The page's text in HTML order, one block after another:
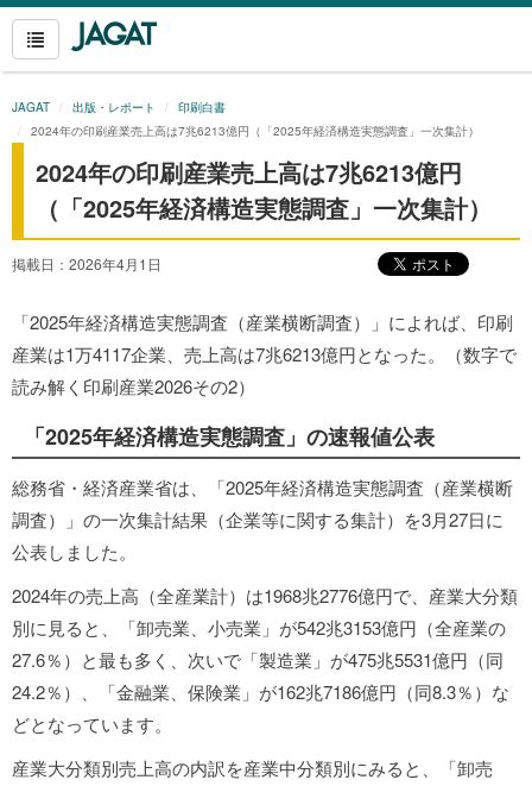
JAGAT 出版・レポート
印刷白書
2024年の印刷産業売上高は7兆6213億円（「2025年経済構造実態調査」一次集計）
2024年の印刷産業売上高は7兆6213億円
（「2025年経済構造実態調査」一次集計）
掲載日：2026年4月1日
「2025年経済構造実態調査（産業横断調査）」によれば、印刷
産業は1万4117企業、売上高は7兆6213億円となった。（数字で
読み解く印刷産業2026その2）
「2025年経済構造実態調査」の速報値公表
総務省・経済産業省は、「2025年経済構造実態調査（産業横断
調査）」の一次集計結果（企業等に関する集計）を3月27日に
公表しました。
2024年の売上高（全産業計）は1968兆2776億円で、産業大分類
別に見ると、「卸売業、小売業」が542兆3153億円（全産業の
27.6％）と最も多く、次いで「製造業」が475兆5531億円（同
24.2％）、「金融業、保険業」が162兆7186億円（同8.3％）な
どとなっています。
産業大分類別売上高の内訳を産業中分類別にみると、「卸売